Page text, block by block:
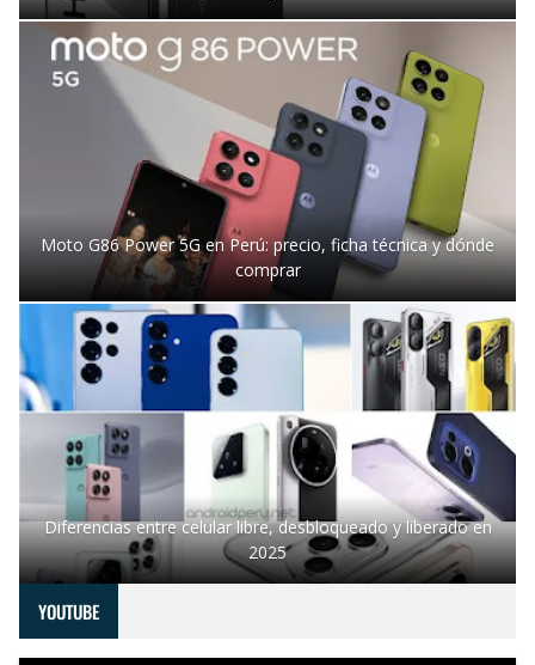
Moto G86 Power 5G en Perú: precio, ficha técnica y dónde
comprar
Diferencias entre celular libre, desbloqueado y liberado en
2025
YOUTUBE